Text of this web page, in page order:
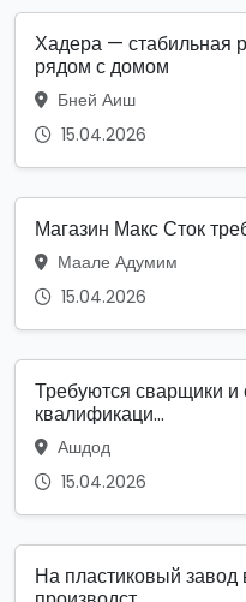
Хадера — стабильная
рядом с домом
Бней Аиш
15.04.2026
Магазин Макс Сток
Маале Адумим
15.04.2026
Требуются сварщики
квалификаци...
Ашдод
15.04.2026
На пластиковый завод